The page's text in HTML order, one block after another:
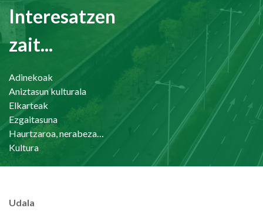
Interesatzen
zait...
Adinekoak
Aniztasun kulturala
Elkarteak
Ezgaitasuna
Kultura
Udala